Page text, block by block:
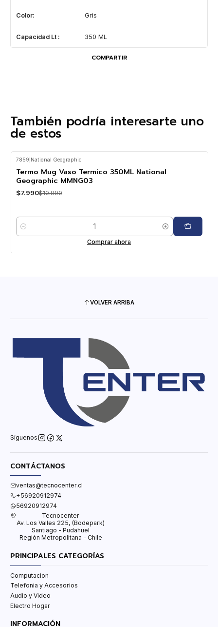
Color: Gris
Capacidad Lt : 350 ML
COMPARTIR
También podría interesarte uno
de estos
7859 National Geographic
Termo Mug Vaso Termico 350ML National
Geographic MMNG03
$7.990$10.990
Cantidad
Comprar ahora
VOLVER ARRIBA
Síguenos
CONTÁCTANOS
ventas@tecnocenter.cl
+56920912974
56920912974
Tecnocenter
Av. Los Valles 225, (Bodepark)
Santiago - Pudahuel
Región Metropolitana - Chile
PRINCIPALES CATEGORÍAS
Computacion
Telefonia y Accesorios
Audio y Video
Electro Hogar
INFORMACIÓN